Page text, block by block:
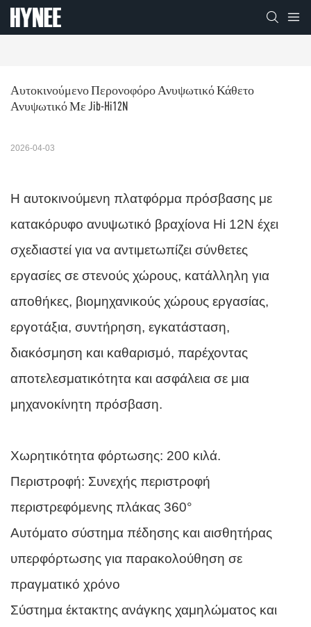
Αυτοκινούμενο Περονοφόρο Ανυψωτικό Κάθετο
Ανυψωτικό Με Jib-Hi12N
2026-04-03
Η αυτοκινούμενη πλατφόρμα πρόσβασης με
κατακόρυφο ανυψωτικό βραχίονα Hi 12N έχει
σχεδιαστεί για να αντιμετωπίζει σύνθετες
εργασίες σε στενούς χώρους, κατάλληλη για
αποθήκες, βιομηχανικούς χώρους εργασίας,
εργοτάξια, συντήρηση, εγκατάσταση,
διακόσμηση και καθαρισμό, παρέχοντας
αποτελεσματικότητα και ασφάλεια σε μια
μηχανοκίνητη πρόσβαση.
Χωρητικότητα φόρτωσης: 200 κιλά.
Περιστροφή: Συνεχής περιστροφή
περιστρεφόμενης πλάκας 360°
Αυτόματο σύστημα πέδησης και αισθητήρας
υπερφόρτωσης για παρακολούθηση σε
πραγματικό χρόνο
Σύστημα έκτακτης ανάγκης χαμηλώματος και